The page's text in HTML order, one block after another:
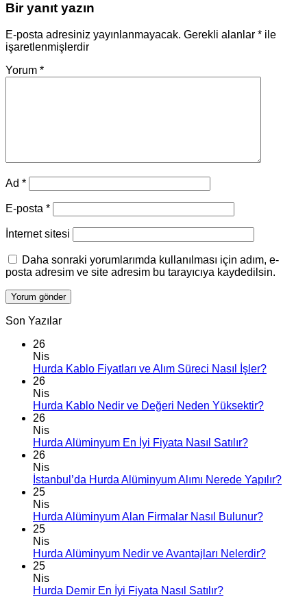
Bir yanıt yazın
E-posta adresiniz yayınlanmayacak. Gerekli alanlar * ile
işaretlenmişlerdir
Yorum *
Ad *
E-posta *
İnternet sitesi
Daha sonraki yorumlarımda kullanılması için adım, e-
posta adresim ve site adresim bu tarayıcıya kaydedilsin.
Son Yazılar
26
Nis
Hurda Kablo Fiyatları ve Alım Süreci Nasıl İşler?
26
Nis
Hurda Kablo Nedir ve Değeri Neden Yüksektir?
26
Nis
Hurda Alüminyum En İyi Fiyata Nasıl Satılır?
26
Nis
İstanbul’da Hurda Alüminyum Alımı Nerede Yapılır?
25
Nis
Hurda Alüminyum Alan Firmalar Nasıl Bulunur?
25
Nis
Hurda Alüminyum Nedir ve Avantajları Nelerdir?
25
Nis
Hurda Demir En İyi Fiyata Nasıl Satılır?